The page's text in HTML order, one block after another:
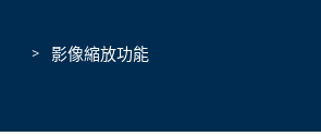
影像縮放功能